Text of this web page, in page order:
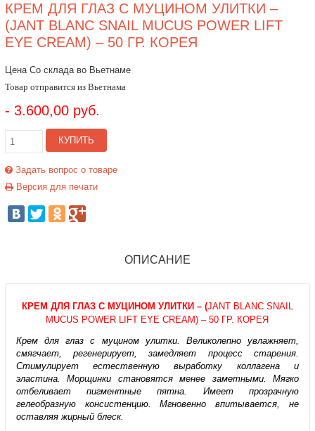
КРЕМ ДЛЯ ГЛАЗ С МУЦИНОМ УЛИТКИ –
(JANT BLANC SNAIL MUCUS POWER LIFT
EYE CREAM) – 50 ГР. КОРЕЯ
Цена Со склада во Вьетнаме
Товар отправится из Вьетнама
- 3.600,00 руб.
КУПИТЬ
Задать вопрос о товаре
Версия для печати
ОПИСАНИЕ
КРЕМ ДЛЯ ГЛАЗ С МУЦИНОМ УЛИТКИ – (JANT BLANC SNAIL
MUCUS POWER LIFT EYE CREAM) – 50 ГР. КОРЕЯ
Крем для глаз с муцином улитки. Великолепно увлажняет,
смягчает, регенерирует, замедляет процесс старения.
Стимулирует естественную выработку коллагена и
эластина. Морщинки становятся менее заметными. Мягко
отбеливает пигментные пятна. Имеет прозрачную
гелеобразную консистенцию. Мгновенно впитывается, не
оставляя жирный блеск.